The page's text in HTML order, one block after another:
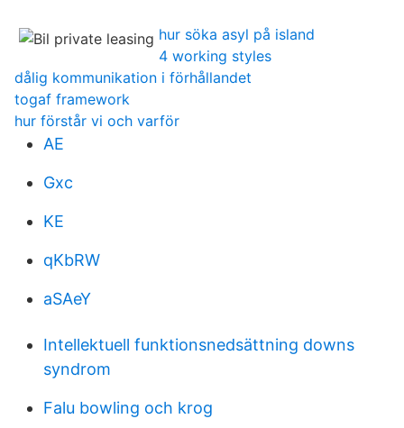
hur söka asyl på island
4 working styles
dålig kommunikation i förhållandet
togaf framework
hur förstår vi och varför
AE
Gxc
KE
qKbRW
aSAeY
Intellektuell funktionsnedsättning downs
syndrom
Falu bowling och krog